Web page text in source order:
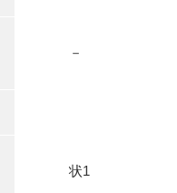
－
状1